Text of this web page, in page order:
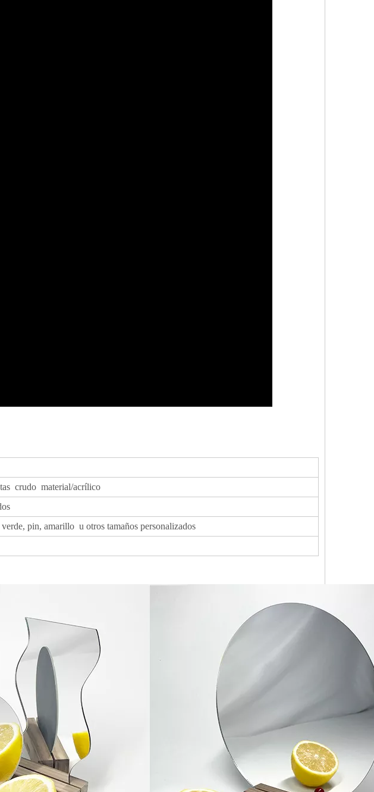
crudo material/acrílico
pin, amarillo u otros tamaños personalizados